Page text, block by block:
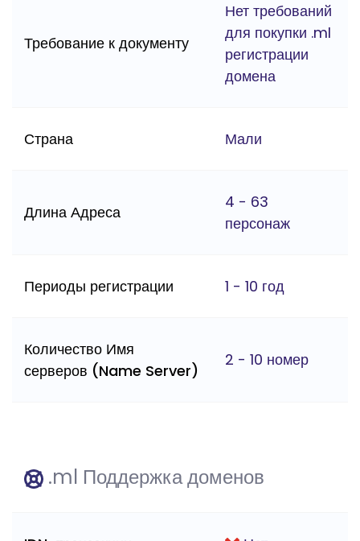
Требование к документу
Нет требований
для покупки .ml
регистрации
домена
Страна Мали
Длина Адреса
4 - 63
персонаж
Периоды регистрации 1 - 10 год
Количество Имя
серверов (Name Server)
2 - 10 номер
.ml Поддержка доменов